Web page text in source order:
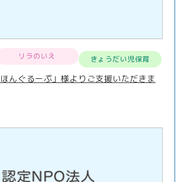
リラのいえ きょうだい児保育
ほんぐるーぷ」様よりご支援いただきま